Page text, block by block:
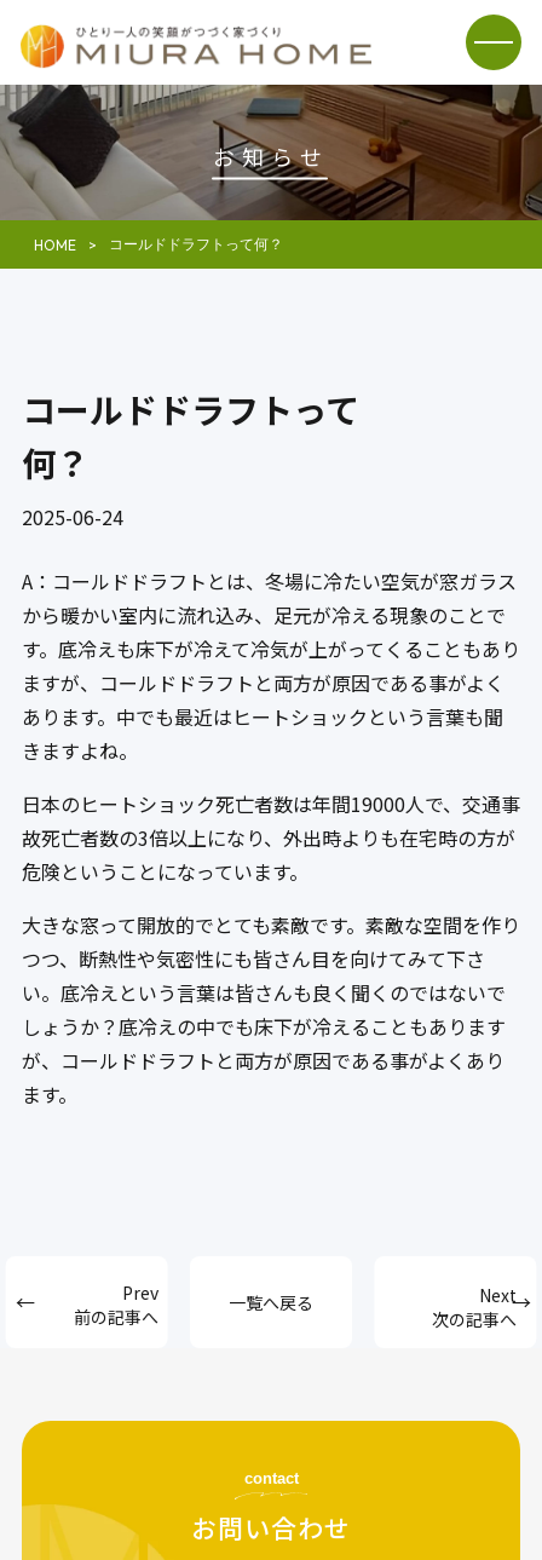
お知らせ
HOME コールドドラフトって何？
コールドドラフトって
何？
2025-06-24
A：コールドドラフトとは、冬場に冷たい空気が窓ガラス
から暖かい室内に流れ込み、足元が冷える現象のことで
す。底冷えも床下が冷えて冷気が上がってくることもあり
ますが、コールドドラフトと両方が原因である事がよく
あります。中でも最近はヒートショックという言葉も聞
きますよね。
日本のヒートショック死亡者数は年間19000人で、交通事
故死亡者数の3倍以上になり、外出時よりも在宅時の方が
危険ということになっています。
大きな窓って開放的でとても素敵です。素敵な空間を作り
つつ、断熱性や気密性にも皆さん目を向けてみて下さ
い。底冷えという言葉は皆さんも良く聞くのではないで
しょうか？底冷えの中でも床下が冷えることもあります
が、コールドドラフトと両方が原因である事がよくあり
ます。
前の記事へ
一覧へ戻る
次の記事へ
contact
お問い合わせ